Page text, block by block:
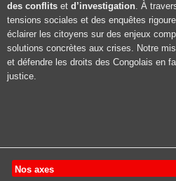
des conflits et d’investigation. À
tensions sociales et des enquêtes
éclairer les citoyens sur des enjeux
solutions concrètes aux crises. Notre
et défendre les droits des Congolais en
justice.
Nos axes